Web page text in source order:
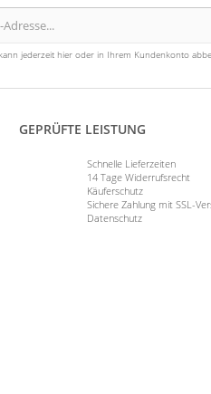
jederzeit hier oder in Ihrem Kundenkonto
GEPRÜFTE LEISTUNG
Schnelle Lieferzeiten
14 Tage Widerrufsrecht
Käuferschutz
Sichere Zahlung mit SSL-
Datenschutz